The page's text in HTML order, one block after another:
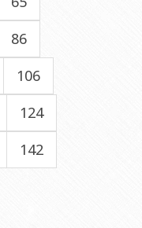
86
106
124
142